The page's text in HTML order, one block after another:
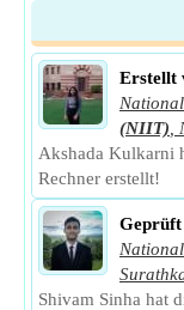
Erstellt
(NIIT)
Akshada Kulkarni
Rechner erstellt!
Geprüft
Shivam Sinha hat